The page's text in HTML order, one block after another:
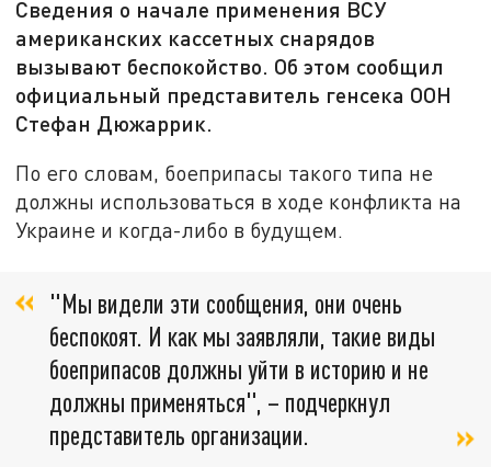
Сведения о начале применения ВСУ
американских кассетных снарядов
вызывают беспокойство. Об этом сообщил
официальный представитель генсека ООН
Стефан Дюжаррик.
По его словам, боеприпасы такого типа не
должны использоваться в ходе конфликта на
Украине и когда-либо в будущем.
"Мы видели эти сообщения, они очень
беспокоят. И как мы заявляли, такие виды
боеприпасов должны уйти в историю и не
должны применяться", – подчеркнул
представитель организации.